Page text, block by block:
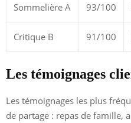
Sommelière A 93/100
Critique B 91/100
Les témoignages
Les témoignages les plus
de partage : repas de famille,